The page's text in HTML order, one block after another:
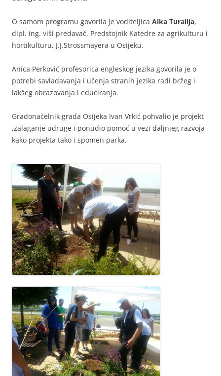
O samom programu govorila je voditeljica Alka Turalija,
dipl. ing. viši predavač, Predstojnik Katedre za agrikulturu i
hortikulturu, J.J.Strossmayera u Osijeku.
Anica Perković profesorica engleskog jezika govorila je o
potrebi savladavanja i učenja stranih jezika radi bržeg i
lakšeg obrazovanja i educiranja.
Gradonačelnik grada Osijeka Ivan Vrkić pohvalio je projekt
,zalaganje udruge i ponudio pomoć u vezi daljnjeg razvoja
kako projekta tako i spomen parka.